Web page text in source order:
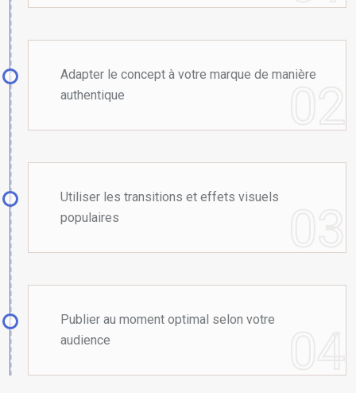
Adapter le concept à votre marque de manière
authentique
Utiliser les transitions et effets visuels
populaires
Publier au moment optimal selon votre
audience